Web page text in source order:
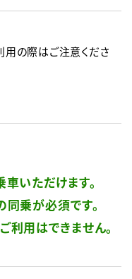
の際はご注意くださ
いただけます。
乗が必須です。
利用はできません。